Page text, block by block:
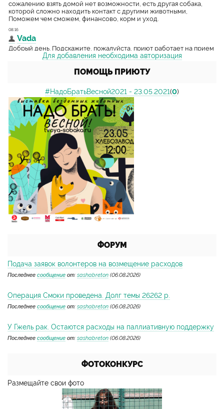
Для добавления необходима авторизация
ПОМОЩЬ ПРИЮТУ
#НадоБратьВесной2021 - 23.05.2021(0)
ФОРУМ
Подача заявок волонтеров на возмещение расходов
Последнее сообщение от: sashabreton (06.08.2026)
Операция Смоки проведена. Долг темы 26262 р.
Последнее сообщение от: sashabreton (06.08.2026)
У Гжель рак. Остаются расходы на паллиативную поддержку
Последнее сообщение от: sashabreton (06.08.2026)
ФОТОКОНКУРС
Размещайте свои фото